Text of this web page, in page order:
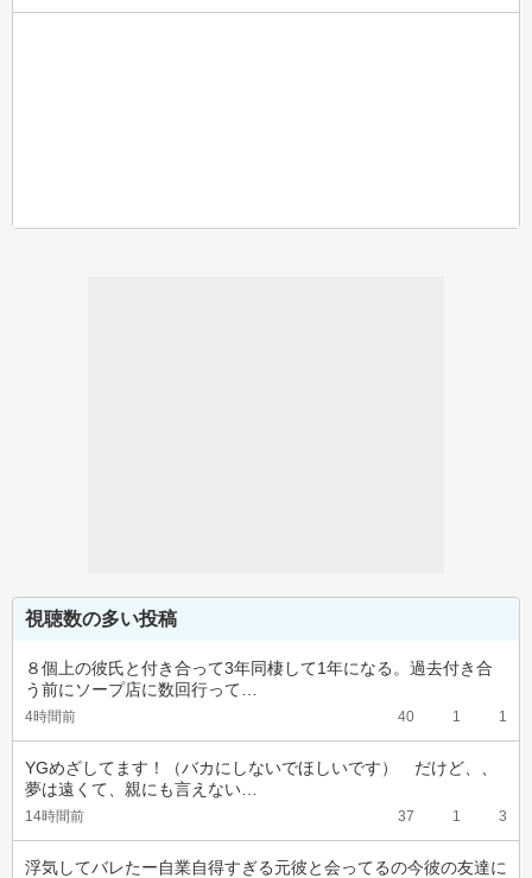
視聴数の多い投稿
８個上の彼氏と付き合って3年同棲して1年になる。過去付き合
う前にソープ店に数回行って…
4時間前 40 1 1
YGめざしてます！（バカにしないでほしいです）　だけど、、
夢は遠くて、親にも言えない…
14時間前 37 1 3
浮気してバレたー自業自得すぎる元彼と会ってるの今彼の友達に